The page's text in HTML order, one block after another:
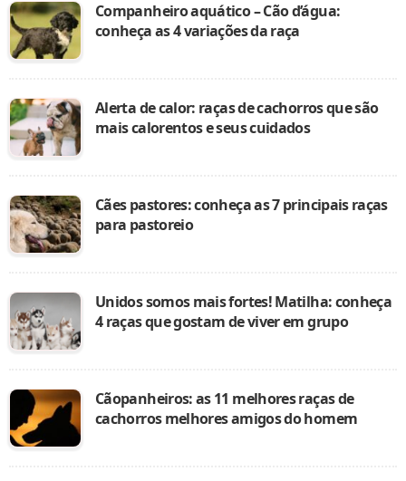
Companheiro aquático – Cão d’água:
conheça as 4 variações da raça
Alerta de calor: raças de cachorros que são
mais calorentos e seus cuidados
Cães pastores: conheça as 7 principais raças
para pastoreio
Unidos somos mais fortes! Matilha: conheça
4 raças que gostam de viver em grupo
Cãopanheiros: as 11 melhores raças de
cachorros melhores amigos do homem